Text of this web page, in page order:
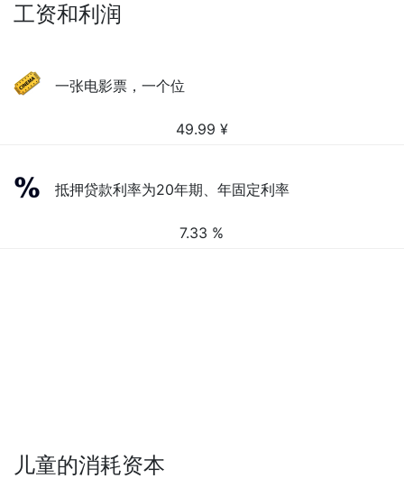
工资和利润
一张电影票，一个位
49.99 ¥
抵押贷款利率为20年期、年固定利率
7.33 %
儿童的消耗资本